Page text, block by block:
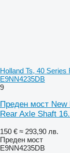
Holland Ts, 40
E9NN4235DB
9
Преден мост New
Rear Axle Shaft
150 € ≈ 293,90 лв.
Преден мост
E9NN4235DB